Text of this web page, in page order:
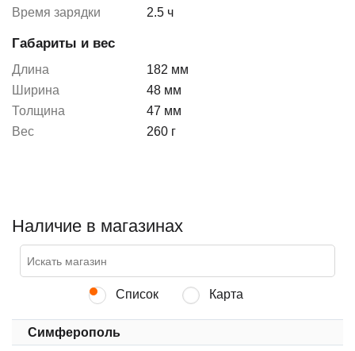
Время зарядки 2.5 ч
Габариты и вес
Длина
182 мм
Ширина
48 мм
Толщина
47 мм
Вес
260 г
Наличие в магазинах
Список Карта
Симферополь